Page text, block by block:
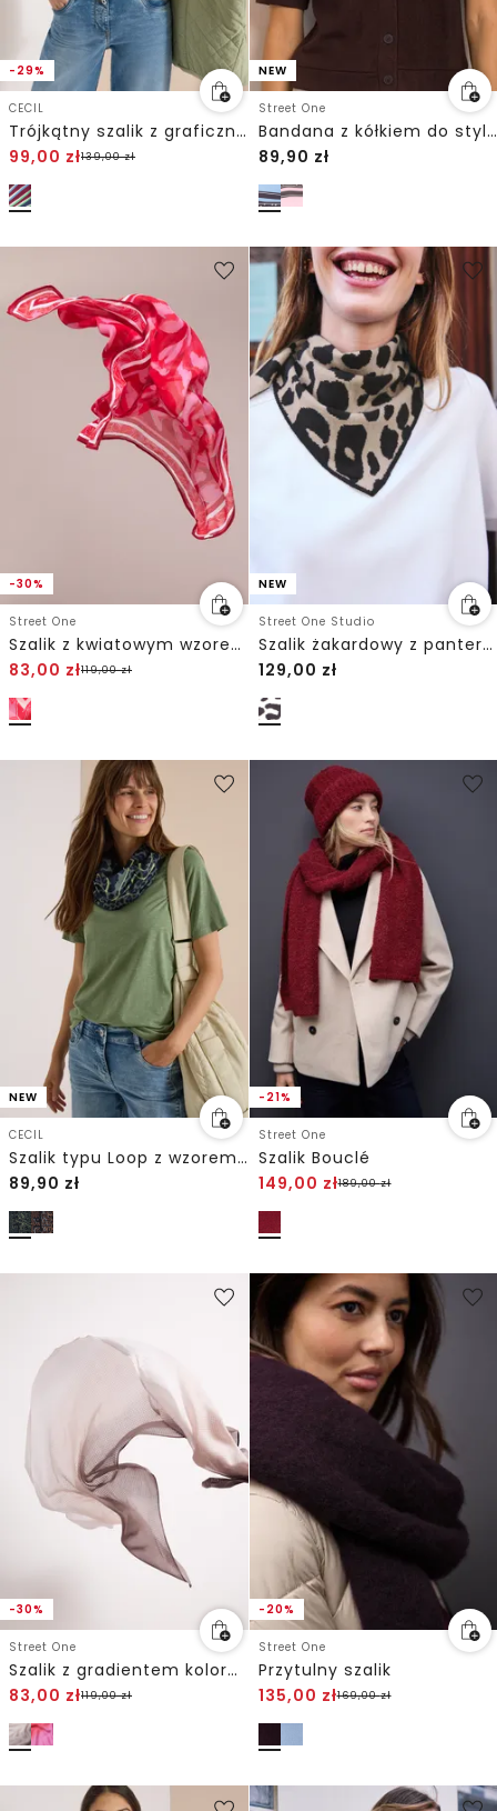
-29%
CECIL
Trójkątny szalik z graficznym wzorem
99,00 zł139,00zł
NEW
Street One
Bandana z kółkiem do stylizacji
89,90 zł
-30%
Street One
Szalik z kwiatowym wzorem
83,00 zł119,00zł
NEW
Street One Studio
Szalik żakardowy z panterkowym wzorem
129,00 zł
NEW
CECIL
Szalik typu Loop z wzorem w panterkę
89,90 zł
-21%
Street One
Szalik Bouclé
149,00 zł189,00zł
-30%
Street One
Szalik z gradientem kolorów
83,00 zł119,00zł
-20%
Street One
Przytulny szalik
135,00 zł169,00zł